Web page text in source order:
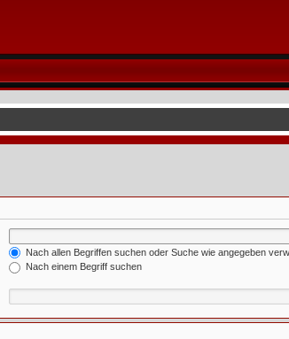
Nach allen Begriffen suchen oder Suche wie angegeben
Nach einem Begriff suchen